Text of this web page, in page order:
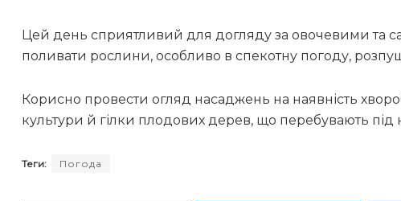
Цей день сприятливий для догляду за овочевими та
поливати рослини, особливо в спекотну погоду,
Корисно провести огляд насаджень на наявність
культури й гілки плодових дерев, що перебувають
Теги: Погода